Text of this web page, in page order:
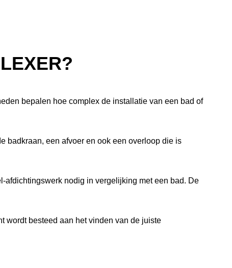
bepalen hoe complex de installatie van een bad of
badkraan, een afvoer en ook een overloop die is
afdichtingswerk nodig in vergelijking met een bad. De
wordt besteed aan het vinden van de juiste